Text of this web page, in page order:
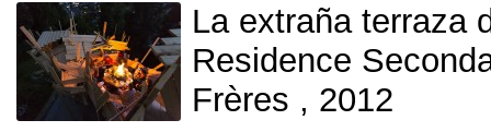
La extraña terraza
Residence
Frères , 2012